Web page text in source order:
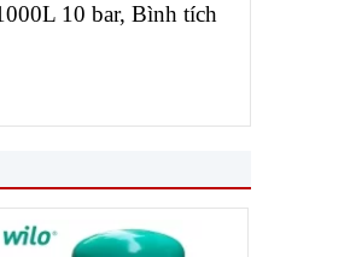
10 bar, Bình tích